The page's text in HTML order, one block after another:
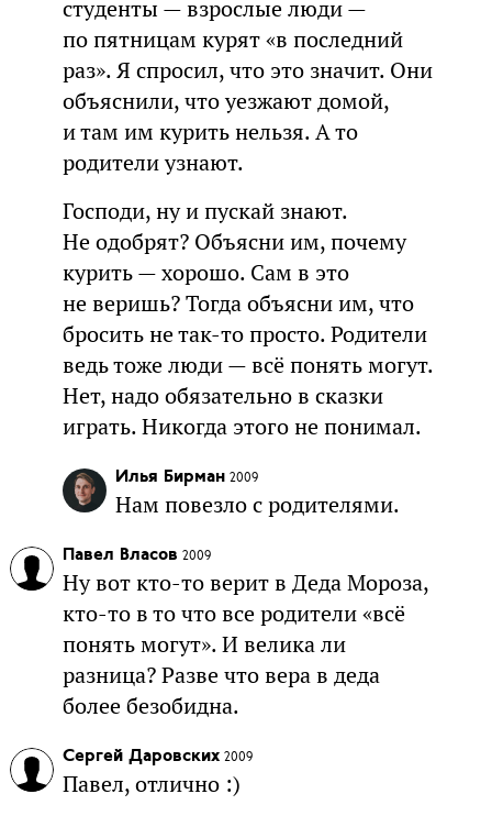
студенты — взрослые люди —
по пятницам курят «в последний
раз». Я спросил, что это значит. Они
объяснили, что уезжают домой,
и там им курить нельзя. А то
родители узнают.
Господи, ну и пускай знают.
Не одобрят? Объясни им, почему
курить — хорошо. Сам в это
не веришь? Тогда объясни им, что
бросить не так-то просто. Родители
ведь тоже люди — всё понять могут.
Нет, надо обязательно в сказки
играть. Никогда этого не понимал.
Илья Бирман 2009
Нам повезло с родителями.
Павел Власов 2009
Ну вот кто-то верит в Деда Мороза,
кто-то в то что все родители «всё
понять могут». И велика ли
разница? Разве что вера в деда
более безобидна.
Сергей Даровских 2009
Павел, отлично :)